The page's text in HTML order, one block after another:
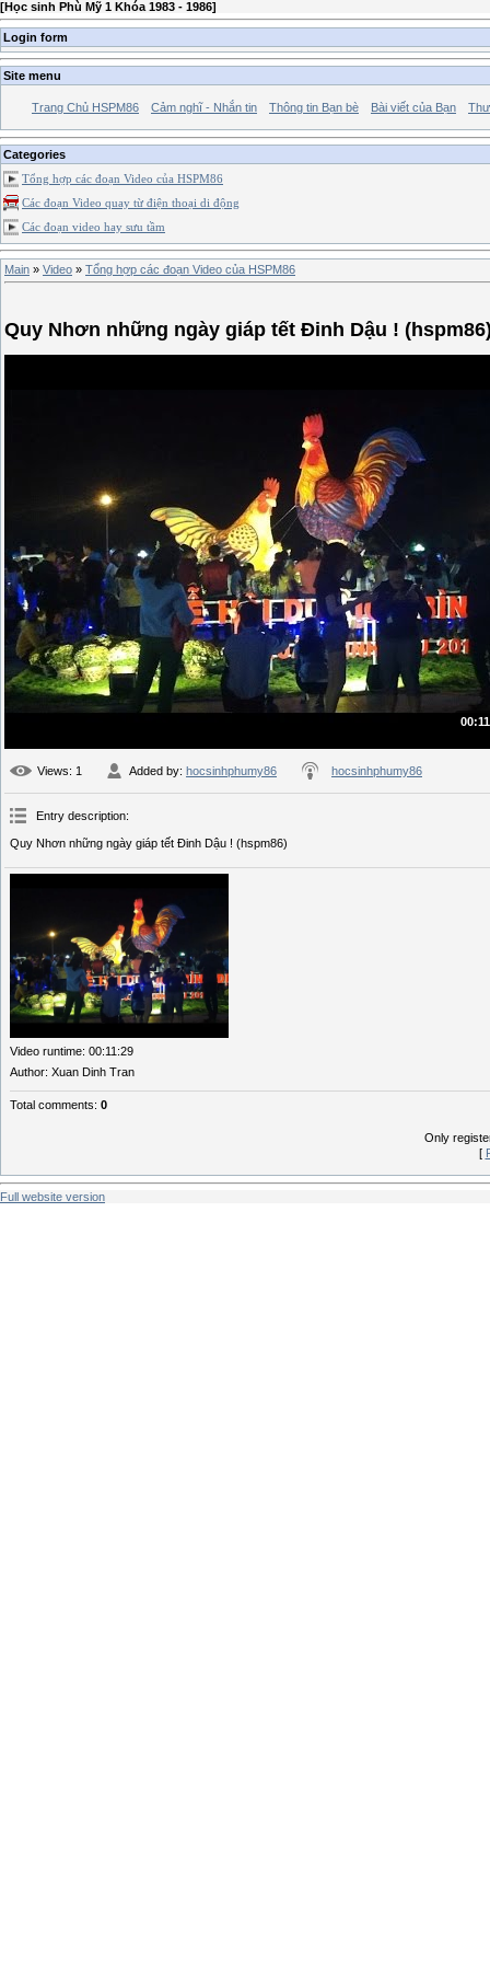
[Học sinh Phù Mỹ 1 Khóa 1983 - 1986]
Login form
Site menu
Trang Chủ HSPM86 Cảm nghĩ - Nhắn tin Thông tin Bạn bè Bài viết của Bạn
Categories
Tổng hợp các đoạn Video của HSPM86
Các đoạn Video quay từ điện thoại di động
Các đoạn video hay sưu tầm
Main » Video » Tổng hợp các đoạn Video của HSPM86
Quy Nhơn những ngày giáp tết Đinh Dậu !
Views: 1 Added by: hocsinhphumy86 hocsinhphumy86
Entry description:
Quy Nhơn những ngày giáp tết Đinh Dậu ! (hspm86)
Video runtime: 00:11:29
Author: Xuan Dinh Tran
Total comments: 0
Only
[
Full website version